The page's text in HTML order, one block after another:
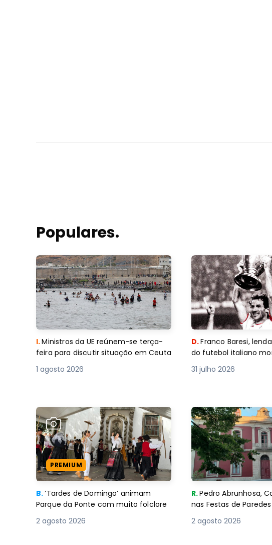
Populares.
I.Ministros da UE reúnem-se terça-
feira para discutir situação em Ceuta
1 agosto 2026
D.Franco Baresi,
do futebol italiano
31 julho 2026
PREMIUM
B.‘Tardes de Domingo’ animam
Parque da Ponte com muito folclore
2 agosto 2026
R.Pedro Abrunhosa,
nas Festas de
2 agosto 2026